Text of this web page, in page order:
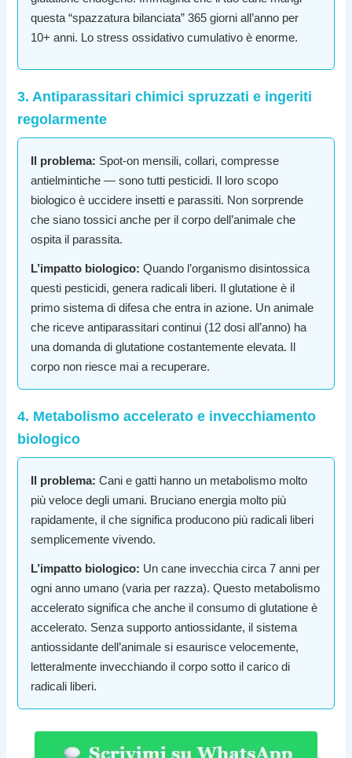
questa “spazzatura bilanciata” 365 giorni all’anno per
10+ anni. Lo stress ossidativo cumulativo è enorme.
3. Antiparassitari chimici spruzzati e ingeriti
regolarmente
Il problema: Spot-on mensili, collari, compresse
antielmintiche — sono tutti pesticidi. Il loro scopo
biologico è uccidere insetti e parassiti. Non sorprende
che siano tossici anche per il corpo dell’animale che
ospita il parassita.
L’impatto biologico: Quando l’organismo disintossica
questi pesticidi, genera radicali liberi. Il glutatione è il
primo sistema di difesa che entra in azione. Un animale
che riceve antiparassitari continui (12 dosi all’anno) ha
una domanda di glutatione costantemente elevata. Il
corpo non riesce mai a recuperare.
4. Metabolismo accelerato e invecchiamento
biologico
Il problema: Cani e gatti hanno un metabolismo molto
più veloce degli umani. Bruciano energia molto più
rapidamente, il che significa producono più radicali liberi
semplicemente vivendo.
L’impatto biologico: Un cane invecchia circa 7 anni per
ogni anno umano (varia per razza). Questo metabolismo
accelerato significa che anche il consumo di glutatione è
accelerato. Senza supporto antiossidante, il sistema
antiossidante dell’animale si esaurisce velocemente,
letteralmente invecchiando il corpo sotto il carico di
radicali liberi.